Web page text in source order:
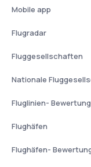
Mobile app
Flugradar
Fluggesellschaften
Nationale
Fluglinien-
Flughäfen
Flughäfen-